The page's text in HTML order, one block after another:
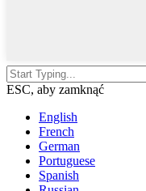
ESC, aby zamknąć
English
French
German
Portuguese
Spanish